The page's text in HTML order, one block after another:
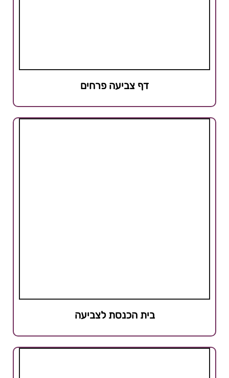
דף צביעה פרחים
בית הכנסת לצביעה